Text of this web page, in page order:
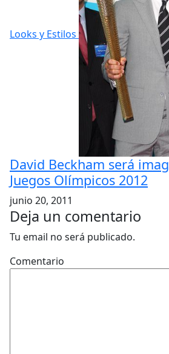
Looks y Estilos
David Beckham será
Juegos Olímpicos 2012
junio 20, 2011
Deja un comentario
Tu email no será publicado.
Comentario